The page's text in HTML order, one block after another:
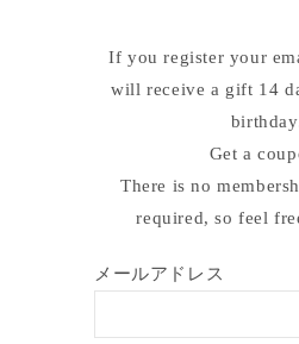
If you register your
will receive a gift 14
Get a
There is no
required, so feel
メールアドレス